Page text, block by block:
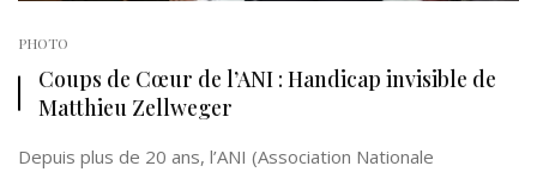
PHOTO
Coups de Cœur de l’ANI : Handicap invisible de
Matthieu Zellweger
Depuis plus de 20 ans, l’ANI (Association Nationale